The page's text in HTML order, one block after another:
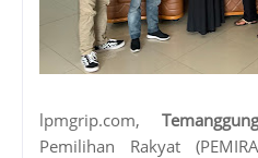
lpmgrip.com,
Pemilihan Rakyat